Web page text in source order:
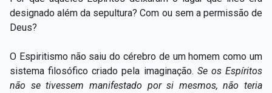
designado além da sepultura? Com ou sem a permissão de
Deus?
O Espiritismo não saiu do cérebro de um homem como um
sistema filosófico criado pela imaginação. Se os Espíritos
não se tivessem manifestado por si mesmos, não teria